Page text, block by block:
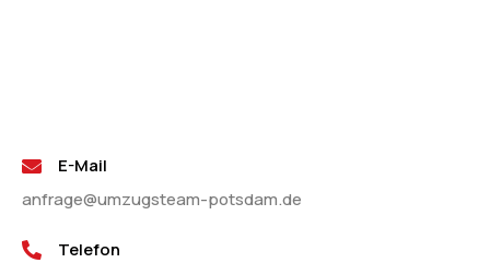
E-Mail
anfrage@umzugsteam-potsdam.de
Telefon